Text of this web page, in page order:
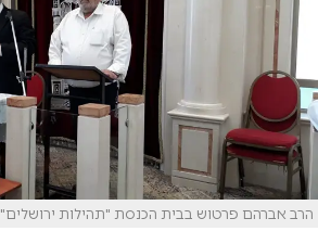
הרב אברהם פרטוש בבית הכנסת "תהילות ירושלים"